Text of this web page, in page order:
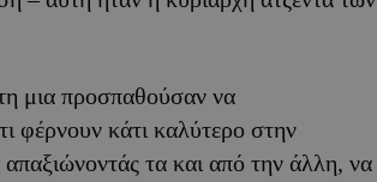
μια προσπαθούσαν να
φέρνουν κάτι καλύτερο στην
τα και από την άλλη, να